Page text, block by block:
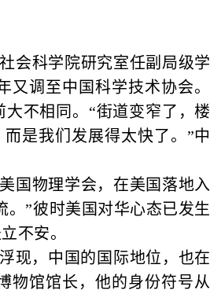
会科学院研究室任副局级学
又调至中国科学技术协会。
不相同。“街道变窄了，楼
是我们发展得太快了。”中
国物理学会，在美国落地入
”彼时美国对华心态已发生
不安。
现，中国的国际地位，也在
物馆馆长，他的身份符号从